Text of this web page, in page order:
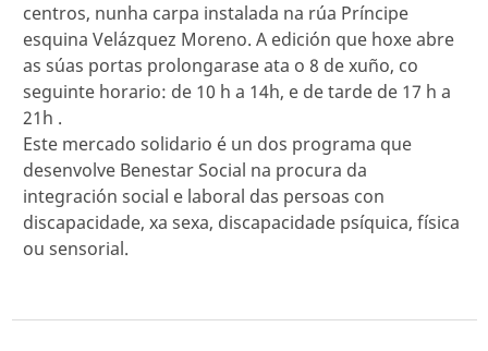
centros, nunha carpa instalada na rúa Príncipe
esquina Velázquez Moreno. A edición que hoxe abre
as súas portas prolongarase ata o 8 de xuño, co
seguinte horario: de 10 h a 14h, e de tarde de 17 h a
21h .
Este mercado solidario é un dos programa que
desenvolve Benestar Social na procura da
integración social e laboral das persoas con
discapacidade, xa sexa, discapacidade psíquica, física
ou sensorial.